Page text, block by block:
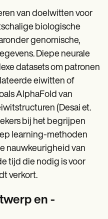
van doelwitten voor
biologische
genomische,
Diepe neurale
datasets om patronen
eiwitten of
AlphaFold van
(Desai et.
bij het begrijpen
learning-methoden
nauwkeurigheid van
tijd die nodig is voor
verkort.
en -